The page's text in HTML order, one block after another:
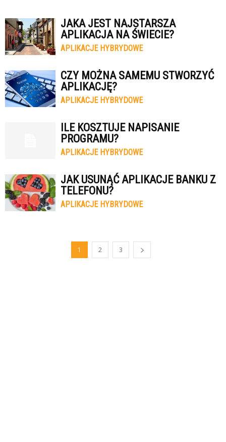
JAKA JEST NAJSTARSZA
APLIKACJA NA ŚWIECIE?
APLIKACJE HYBRYDOWE
CZY MOŻNA SAMEMU STWORZYĆ
APLIKACJĘ?
APLIKACJE HYBRYDOWE
ILE KOSZTUJE NAPISANIE
PROGRAMU?
APLIKACJE HYBRYDOWE
JAK USUNĄĆ APLIKACJE BANKU Z
TELEFONU?
APLIKACJE HYBRYDOWE
1 2 3